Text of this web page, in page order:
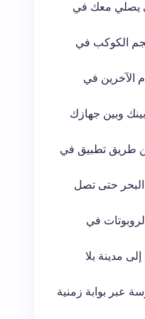
يصلي معك في
الكوكب في
الآخرين في
وبين جهازك
طريق تطبيق في
حتى تصل
في
مدينة بلا
عبر بوابة زمنية